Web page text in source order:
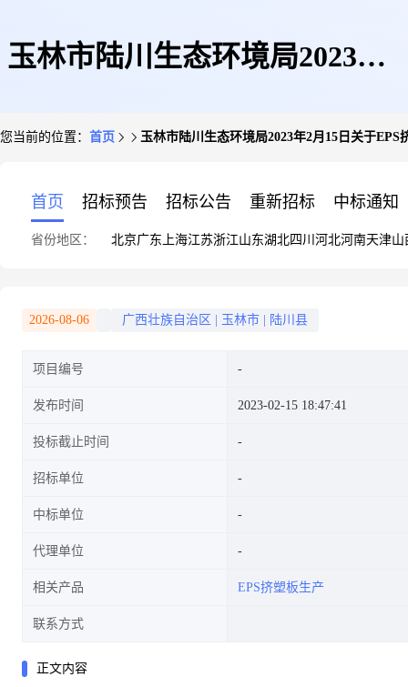
玉林市陆川生态环境局2023年2
您当前的位置： 首页 玉林市陆川生态环境局2023年2月15日关于
首页 招标预告 招标公告 重新招标 中标通知
省份地区： 北京广东 上海江苏浙江山东湖北四川 河北河南天津山
2026-08-06 广西壮族自治区 玉林市 陆川县
项目编号
发布时间 2023-02-15 18:47:41
投标截止时间
招标单位
中标单位
代理单位
相关产品 EPS挤塑板生产
联系方式
正文内容